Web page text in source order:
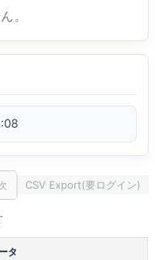
。
CSV Export(要ログイン)
タ